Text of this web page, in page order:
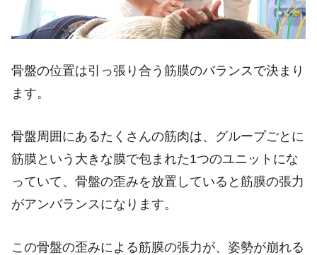
骨盤の位置は引っ張り合う筋膜のバランスで決まり
ます。
骨盤周囲にあるたくさんの筋肉は、グループごとに
筋膜という大きな膜で包まれた1つのユニットにな
っていて、骨盤の歪みを放置していると筋膜の張力
がアンバランスになります。
この骨盤の歪みによる筋膜の張力が、姿勢が崩れる